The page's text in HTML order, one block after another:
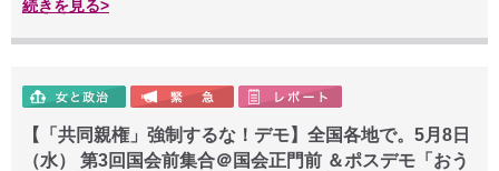
続きを見る>
【「共同親権」強制するな！デモ】全国各地で。5月8日
（水） 第3回国会前集合＠国会正門前 ＆ポスデモ「おう